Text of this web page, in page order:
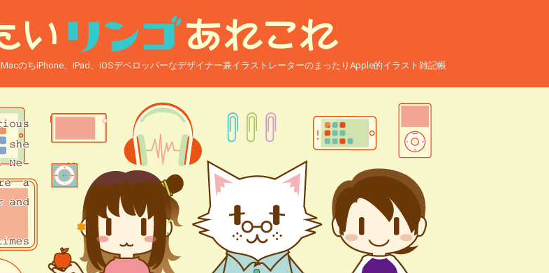
MacのちiPhone、iPad、iOSデベロッパーなデザイナー兼イラストレーターのまったりApple的イラスト雑記帳